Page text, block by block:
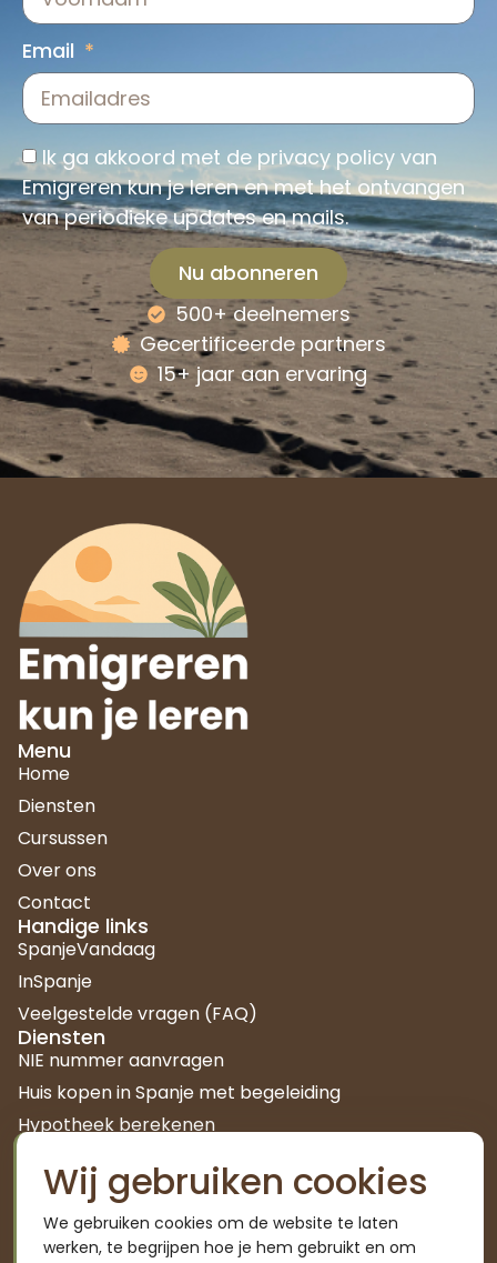
Email
Ik ga akkoord met deprivacy policy van
Emigreren kun je leren en met het ontvangen
van periodieke updates en mails.
Nu abonneren
Alternative:
500+ deelnemers
Gecertificeerde partners
15+ jaar aan ervaring
Menu
Home
Diensten
Cursussen
Over ons
Contact
Handige links
SpanjeVandaag
InSpanje
Veelgestelde vragen (FAQ)
Diensten
NIE nummer aanvragen
Huis kopen in Spanje met begeleiding
Hypotheek berekenen
Kenniscentrum
Autónomo worden in Spanje
Waarom bijbetalen seguridad social
Familia numerosa in Spanje
Wij gebruiken cookies
We gebruiken cookies om de website te laten
werken, te begrijpen hoe je hem gebruikt en om